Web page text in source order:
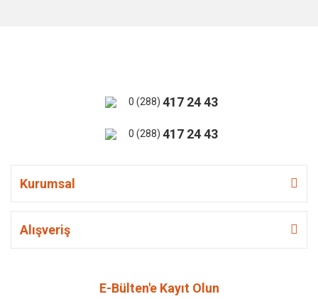
0 (288) 417 24 43
0 (288) 417 24 43
Kurumsal
Alışveriş
E-Bülten'e Kayıt Olun